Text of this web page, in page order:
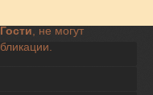
Гости , не могут